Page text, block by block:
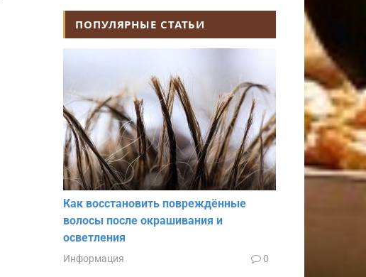
ПОПУЛЯРНЫЕ СТАТЬИ
Как восстановить повреждённые
волосы после окрашивания и
осветления
Информация 0